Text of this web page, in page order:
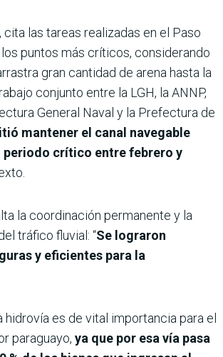
las tareas realizadas en el Paso
puntos más críticos, considerando
gran cantidad de arena hasta la
conjunto entre la LGH, la ANNP,
General Naval y la Prefectura de
mantener el canal navegable
periodo crítico entre febrero y
la coordinación permanente y la
tráfico fluvial: “Se lograron
y eficientes para la
hidrovía es de vital importancia para el
paraguayo, ya que por esa vía pasa